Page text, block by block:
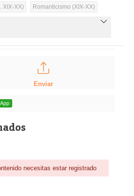
XIX-XX) Romanticismo (XIX-XX)
Enviar
necesitas estar registrado